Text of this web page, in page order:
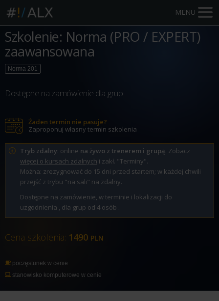
MENU
Szkolenie: Norma (PRO / EXPERT)
zaawansowana
Norma 201
Dostępne na zamówienie dla grup.
Żaden termin nie pasuje?
Zaproponuj własny termin szkolenia
Tryb zdalny: online na żywo z trenerem i grupą. Zobacz
więcej o kursach zdalnych i zakł. "Terminy".
Można: zrezygnować do 15 dni przed startem; w każdej chwili
przejść z trybu "na sali" na zdalny.
Dostępne na zamówienie, w terminie i lokalizacji do
uzgodnienia , dla grup od 4 osób .
Cena szkolenia: 1490 PLN
poczęstunek w cenie
stanowisko komputerowe w cenie